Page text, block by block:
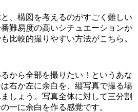
、構図を考えるのがすごく難しい
難易度の高いシチュエーションか
比較的撮りやすい方法がこちら。
から全部を撮りたい！というあな
右か左に余白を、縦写真で撮る場
しょう。写真全体に対して三分割
一に余白を作る感覚です。